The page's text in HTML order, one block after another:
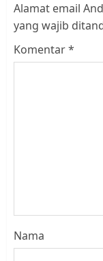
Alamat email
yang wajib
Komentar*
Nama